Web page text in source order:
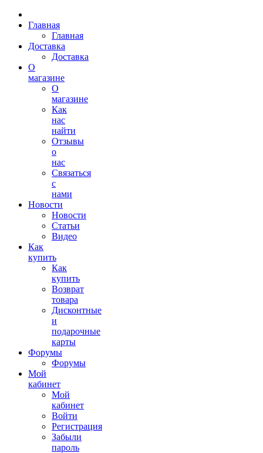
Главная
Главная
Доставка
Доставка
О
магазине
О
магазине
Как
нас
найти
Отзывы
о
нас
Связаться
с
нами
Новости
Новости
Статьи
Видео
Как
купить
Как
купить
Возврат
товара
Дисконтные
и
подарочные
карты
Форумы
Форумы
Мой
кабинет
Мой
кабинет
Войти
Регистрация
Забыли
пароль